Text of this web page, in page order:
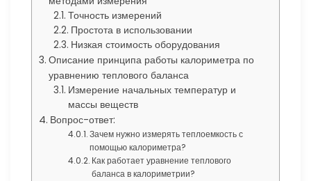
Точность измерений
Простота в использовании
Низкая стоимость оборудования
Описание принципа работы калориметра по
уравнению теплового баланса
Измерение начальных температур и
массы веществ
Вопрос-ответ:
Зачем нужно измерять теплоемкость с
помощью калориметра?
Как работает уравнение теплового
баланса в калориметрии?